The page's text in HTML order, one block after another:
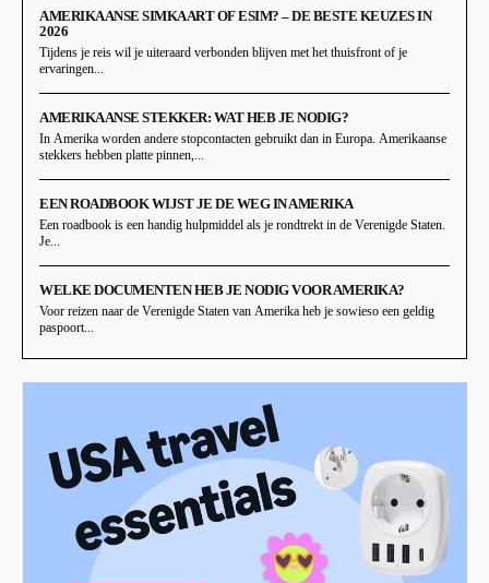
AMERIKAANSE SIMKAART OF ESIM? – DE BESTE KEUZES IN
2026
Tijdens je reis wil je uiteraard verbonden blijven met het thuisfront of je
ervaringen...
AMERIKAANSE STEKKER: WAT HEB JE NODIG?
In Amerika worden andere stopcontacten gebruikt dan in Europa. Amerikaanse
stekkers hebben platte pinnen,...
EEN ROADBOOK WIJST JE DE WEG IN AMERIKA
Een roadbook is een handig hulpmiddel als je rondtrekt in de Verenigde Staten.
Je...
WELKE DOCUMENTEN HEB JE NODIG VOOR AMERIKA?
Voor reizen naar de Verenigde Staten van Amerika heb je sowieso een geldig
paspoort...